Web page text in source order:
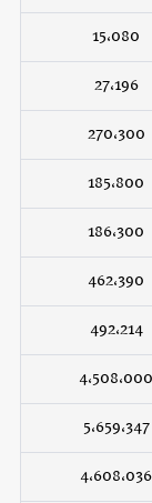
15,080
27,196
270,300
185,800
186,300
462,390
492,214
4,508,000
5,659,347
4,608,036